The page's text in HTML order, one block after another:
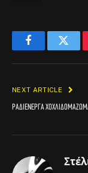
Facebook
NEXT ARTICLE
ΡΑΔΙΕΝΕΡΓΑ